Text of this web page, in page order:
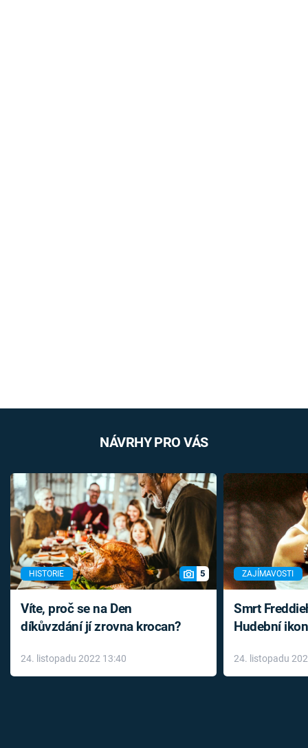
NÁVRHY PRO VÁS
HISTORIE 5
Víte, proč se na Den
díkůvzdání jí zrovna krocan?
24. listopadu 2022 13:40
ZAJÍMAVOSTI
Smrt
Hudební
léky
24. listopadu